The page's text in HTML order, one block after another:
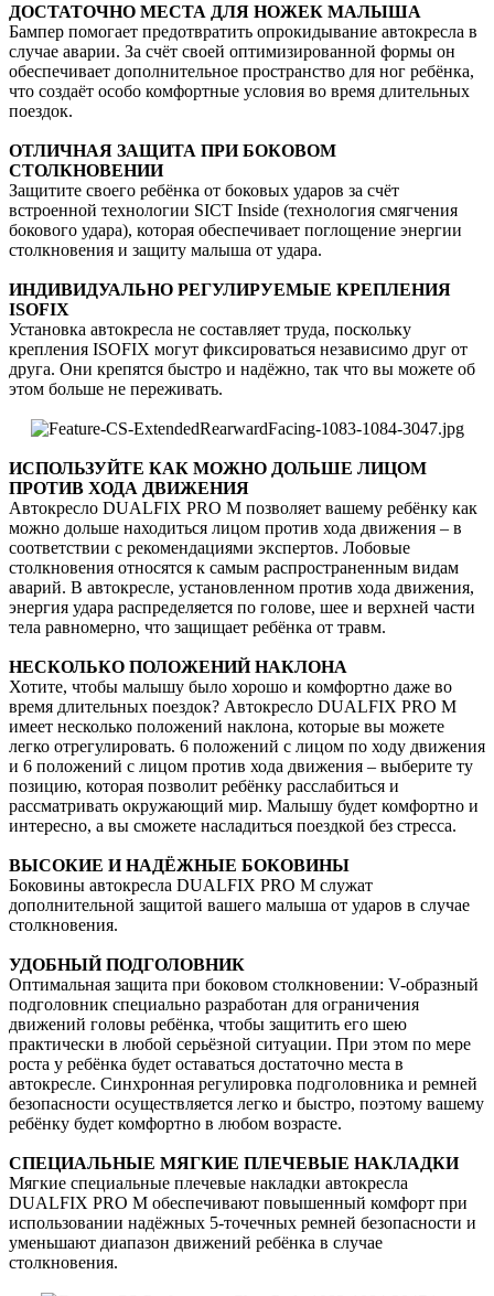
ДОСТАТОЧНО МЕСТА ДЛЯ НОЖЕК МАЛЫША
Бампер помогает предотвратить опрокидывание автокресла в
случае аварии. За счёт своей оптимизированной формы он
обеспечивает дополнительное пространство для ног ребёнка,
что создаёт особо комфортные условия во время длительных
поездок.
ОТЛИЧНАЯ ЗАЩИТА ПРИ БОКОВОМ
СТОЛКНОВЕНИИ
Защитите своего ребёнка от боковых ударов за счёт
встроенной технологии SICT Inside (технология смягчения
бокового удара), которая обеспечивает поглощение энергии
столкновения и защиту малыша от удара.
ИНДИВИДУАЛЬНО РЕГУЛИРУЕМЫЕ КРЕПЛЕНИЯ
ISOFIX
Установка автокресла не составляет труда, поскольку
крепления ISOFIX могут фиксироваться независимо друг от
друга. Они крепятся быстро и надёжно, так что вы можете об
этом больше не переживать.
ИСПОЛЬЗУЙТЕ КАК МОЖНО ДОЛЬШЕ ЛИЦОМ
ПРОТИВ ХОДА ДВИЖЕНИЯ
Автокресло DUALFIX PRO М позволяет вашему ребёнку как
можно дольше находиться лицом против хода движения – в
соответствии с рекомендациями экспертов. Лобовые
столкновения относятся к самым распространенным видам
аварий. В автокресле, установленном против хода движения,
энергия удара распределяется по голове, шее и верхней части
тела равномерно, что защищает ребёнка от травм.
НЕСКОЛЬКО ПОЛОЖЕНИЙ НАКЛОНА
Хотите, чтобы малышу было хорошо и комфортно даже во
время длительных поездок? Автокресло DUALFIX PRO М
имеет несколько положений наклона, которые вы можете
легко отрегулировать. 6 положений с лицом по ходу движения
и 6 положений с лицом против хода движения – выберите ту
позицию, которая позволит ребёнку расслабиться и
рассматривать окружающий мир. Малышу будет комфортно и
интересно, а вы сможете насладиться поездкой без стресса.
ВЫСОКИЕ И НАДЁЖНЫЕ БОКОВИНЫ
Боковины автокресла DUALFIX PRO М служат
дополнительной защитой вашего малыша от ударов в случае
столкновения.
УДОБНЫЙ ПОДГОЛОВНИК
Оптимальная защита при боковом столкновении: V-образный
подголовник специально разработан для ограничения
движений головы ребёнка, чтобы защитить его шею
практически в любой серьёзной ситуации. При этом по мере
роста у ребёнка будет оставаться достаточно места в
автокресле. Синхронная регулировка подголовника и ремней
безопасности осуществляется легко и быстро, поэтому вашему
ребёнку будет комфортно в любом возрасте.
СПЕЦИАЛЬНЫЕ МЯГКИЕ ПЛЕЧЕВЫЕ НАКЛАДКИ
Мягкие специальные плечевые накладки автокресла
DUALFIX PRO М обеспечивают повышенный комфорт при
использовании надёжных 5-точечных ремней безопасности и
уменьшают диапазон движений ребёнка в случае
столкновения.